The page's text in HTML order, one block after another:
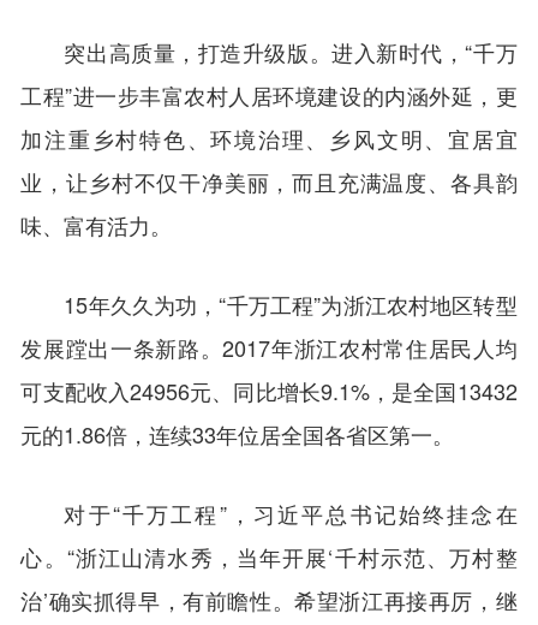
突出高质量，打造升级版。进入新时代，“千万
工程”进一步丰富农村人居环境建设的内涵外延，更
加注重乡村特色、环境治理、乡风文明、宜居宜
业，让乡村不仅干净美丽，而且充满温度、各具韵
味、富有活力。
15年久久为功，“千万工程”为浙江农村地区转型
发展蹚出一条新路。2017年浙江农村常住居民人均
可支配收入24956元、同比增长9.1%，是全国13432
元的1.86倍，连续33年位居全国各省区第一。
对于“千万工程”，习近平总书记始终挂念在
心。“浙江山清水秀，当年开展‘千村示范、万村整
治’确实抓得早，有前瞻性。希望浙江再接再厉，继